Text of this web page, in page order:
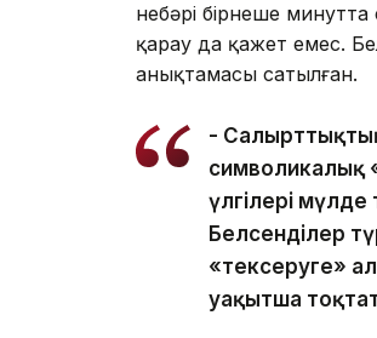
небәрі бірнеше
қарау да қажет емес.
анықтамасы сатылған.
-
символикалық
үлгілері
Белсенділер
«тексеруге»
уақытша